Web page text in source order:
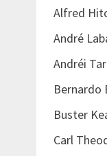
Alfred
André
Andréi
Bernardo
Buster
Carl